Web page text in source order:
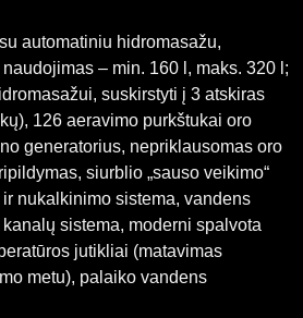
automatiniu hidromasažu,
– min. 160 l, maks. 320 l;
suskirstyti į 3 atskiras
126 aeravimo purkštukai oro
generatorius, nepriklausomas oro
siurblio „sauso veikimo“
nukalkinimo sistema, vandens
sistema, moderni spalvota
jutikliai (matavimas
metu), palaiko vandens